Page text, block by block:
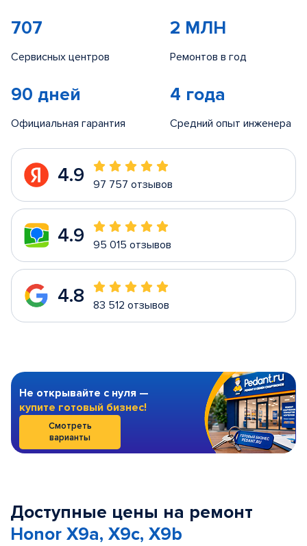
707
Сервисных центров
2 МЛН
Ремонтов в год
90 дней
Официальная гарантия
4 года
Средний опыт инженера
4.9 97 757 отзывов
4.9 95 015 отзывов
4.8 83 512 отзывов
Не открывайте с нуля —
купите готовый бизнес!
Смотреть
варианты
Доступные цены на ремонт
Honor X9a, X9c, X9b